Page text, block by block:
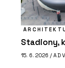
Stadiony,
15. 6. 2026 /